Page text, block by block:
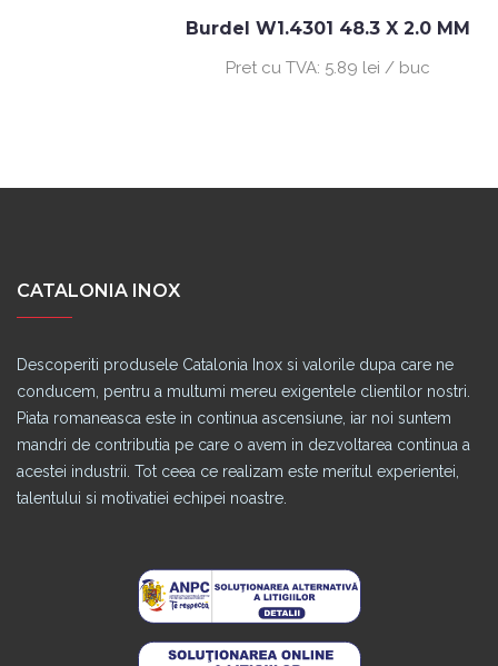
Burdel W1.4301 48.3 X 2.0 MM
Pret cu TVA:5.89 lei / buc
CATALONIA INOX
Descoperiti produsele Catalonia Inox si valorile dupa care ne
conducem, pentru a multumi mereu exigentele clientilor nostri.
Piata romaneasca este in continua ascensiune, iar noi suntem
mandri de contributia pe care o avem in dezvoltarea continua a
acestei industrii. Tot ceea ce realizam este meritul experientei,
talentului si motivatiei echipei noastre.